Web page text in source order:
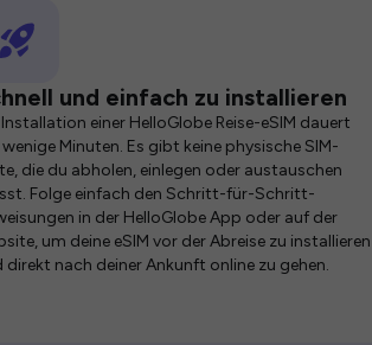
und einfach zu installieren
Installation einer HelloGlobe Reise-eSIM dauert
Minuten. Es gibt keine physische SIM-
die du abholen, einlegen oder austauschen
Folge einfach den Schritt-für-Schritt-
in der HelloGlobe App oder auf der
um deine eSIM vor der Abreise zu installieren
direkt nach deiner Ankunft online zu gehen.